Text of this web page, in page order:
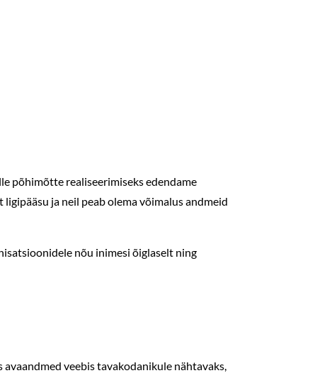
põhimõtte realiseerimiseks edendame
ja neil peab olema võimalus andmeid
nõu inimesi õiglaselt ning
veebis tavakodanikule nähtavaks,